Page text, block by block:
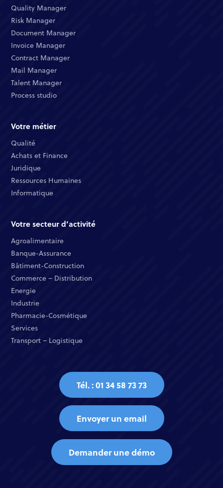
Quality Manager​
Risk Manager​
Document Manager​
Invoice Manager​
Contract Manager​
Mail Manager​
Talent Manager​
Process studio
Votre métier
Qualité​
Achats et Finance ​
Juridique​​
Ressources Humaines​
Informatique ​
Votre secteur d’activité
Agroalimentaire
Banque-Assurance​
Bâtiment-Construction
Commerce – Distribution​
Energie​
Industrie​
Pharmacie-Cosmétique​
Services​
Transport – Logistique
Tél. : 01 34 58 73 73
Envoyer un email
Demander une démo